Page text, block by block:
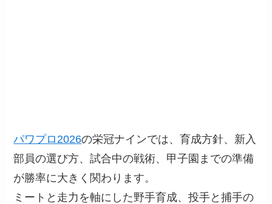
パワプロ2026の栄冠ナインでは、育成方針、新入
部員の選び方、試合中の戦術、甲子園までの準備
が勝率に大きく関わります。
ミートと走力を軸にした野手育成、投手と捕手の